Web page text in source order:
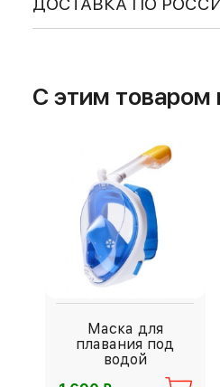
С этим
Маска для
плавания под
водой